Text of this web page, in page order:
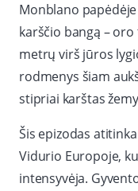
Monblano
karščio bangą –
metrų virš jūros
rodmenys šiam
stipriai karštas
Šis epizodas
Vidurio Europoje,
intensyvėja.